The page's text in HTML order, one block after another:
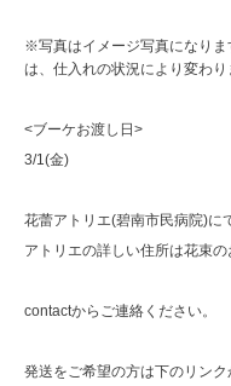
※写真はイメージ写真になり
は、仕入れの状況により変わり
<ブーケお渡し日>
3/1(金)
花蕾アトリエ(碧南市民病院)に
アトリエの詳しい住所は花束
contactからご連絡ください。
発送をご希望の方は下のリンク